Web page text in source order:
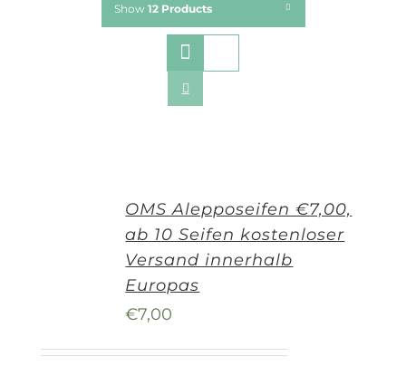
Show 12 Products
OMS Alepposeifen €7,00,
ab 10 Seifen kostenloser
Versand innerhalb
Europas
€7,00